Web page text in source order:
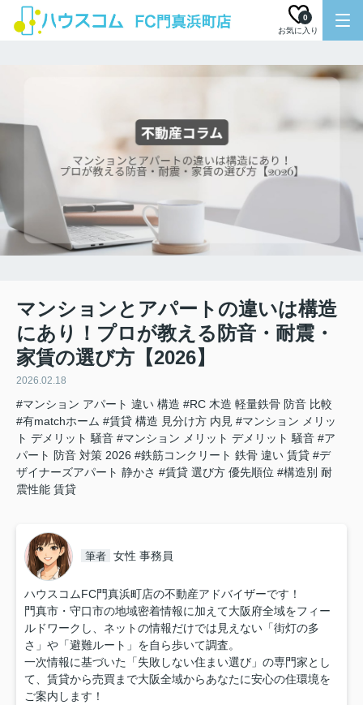
お気に入り
0
マンションとアパートの違いは構造
にあり！プロが教える防音・耐震・
家賃の選び方【2026】
2026.02.18
#マンション アパート 違い 構造 #RC 木造 軽量鉄骨 防音 比較
#有matchホーム #賃貸 構造 見分け方 内見 #マンション メリッ
ト デメリット 騒音 #マンション メリット デメリット 騒音 #ア
パート 防音 対策 2026 #鉄筋コンクリート 鉄骨 違い 賃貸 #デ
ザイナーズアパート 静かさ #賃貸 選び方 優先順位 #構造別 耐
震性能 賃貸
筆者 女性 事務員
ハウスコムFC門真浜町店の不動産アドバイザーです！
門真市・守口市の地域密着情報に加えて大阪府全域をフィー
ルドワークし、ネットの情報だけでは見えない「街灯の多
さ」や「避難ルート」を自ら歩いて調査。
一次情報に基づいた「失敗しない住まい選び」の専門家とし
て、賃貸から売買まで大阪全域からあなたに安心の住環境を
ご案内します！